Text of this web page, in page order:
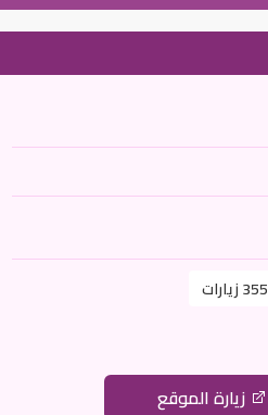
355 زيارات
زيارة الموقع